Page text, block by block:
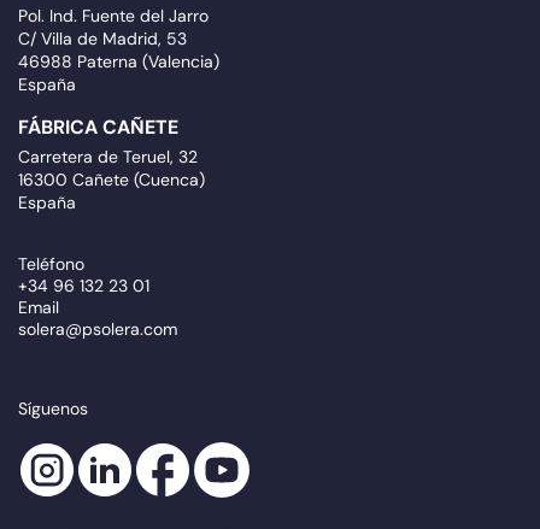
Pol. Ind. Fuente del Jarro
C/ Villa de Madrid, 53
46988 Paterna (Valencia)
España
FÁBRICA CAÑETE
Carretera de Teruel, 32
16300 Cañete (Cuenca)
España
Teléfono
+34 96 132 23 01
Email
solera@psolera.com
Síguenos